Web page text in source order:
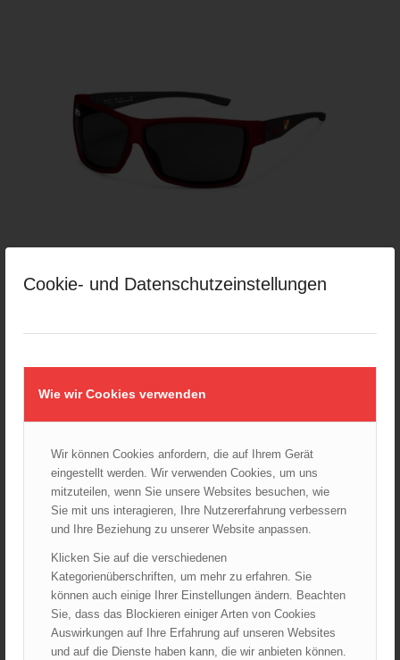
Cookie- und Datenschutzeinstellungen
Wie wir Cookies verwenden
Wir können Cookies anfordern, die auf Ihrem Gerät
eingestellt werden. Wir verwenden Cookies, um uns
mitzuteilen, wenn Sie unsere Websites besuchen, wie
Sie mit uns interagieren, Ihre Nutzererfahrung verbessern
und Ihre Beziehung zu unserer Website anpassen.
Klicken Sie auf die verschiedenen
Kategorienüberschriften, um mehr zu erfahren. Sie
können auch einige Ihrer Einstellungen ändern. Beachten
Sie, dass das Blockieren einiger Arten von Cookies
Auswirkungen auf Ihre Erfahrung auf unseren Websites
und auf die Dienste haben kann, die wir anbieten können.
ÖBFV Medien GmbH